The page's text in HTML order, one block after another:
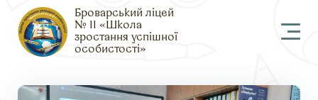
Броварський ліцей
№ 11 «Школа
зростання успішної
особистості»